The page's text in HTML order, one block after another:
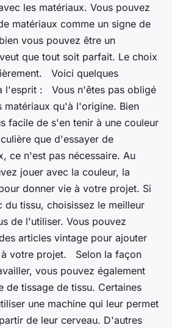
les matériaux. Vous pouvez
matériaux comme un signe de
vous pouvez être un
que tout soit parfait. Le choix
Voici quelques
l'esprit : Vous n'êtes pas obligé
matériaux qu'à l'origine. Bien
facile de s'en tenir à une couleur
que d'essayer de
ce n'est pas nécessaire. Au
jouer avec la couleur, la
donner vie à votre projet. Si
du tissu, choisissez le meilleur
de l'utiliser. Vous pouvez
articles vintage pour ajouter
à votre projet. Selon la façon
vous pouvez également
de tissage de tissu. Certaines
une machine qui leur permet
de leur cerveau. D'autres